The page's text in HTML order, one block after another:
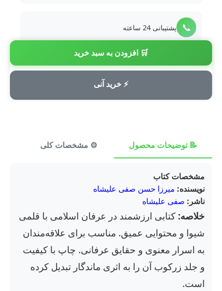
🛒 افزودن به سبد خرید
⚡ خرید آنی
📞 پشتیبانی 24 ساعته
💳 پرداخت امن
📝 توضیحات محصول ⚙️ مشخصات کلی
مشخصات کتاب
نویسنده: میرزا حسن صفی علیشاه
ناشر: صفی علیشاه
خلاصه: کتابی ارزشمند در عرفان اسلامی با قلمی
شیوا و محتوایی عمیق. مناسب برای علاقه‌مندان
به اسرار معنوی و حقایق عرفانی. چاپ با کیفیت
و جلد زرکوب آن را به اثری ماندگار تبدیل کرده
است.